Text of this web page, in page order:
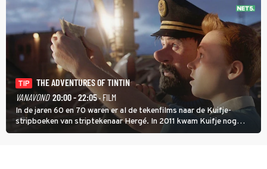
TIP
THE ADVENTURES OF TINTIN
VANAVOND 20:00 - 22:05· FILM
In de jaren 60 en 70 waren er al de tekenfilms naar de Kuifje-
stripboeken van striptekenaar Hergé. In 2011 kwam Kuifje nog
meer tot leven in The Adventures of Tintin van Steven Spielberg.